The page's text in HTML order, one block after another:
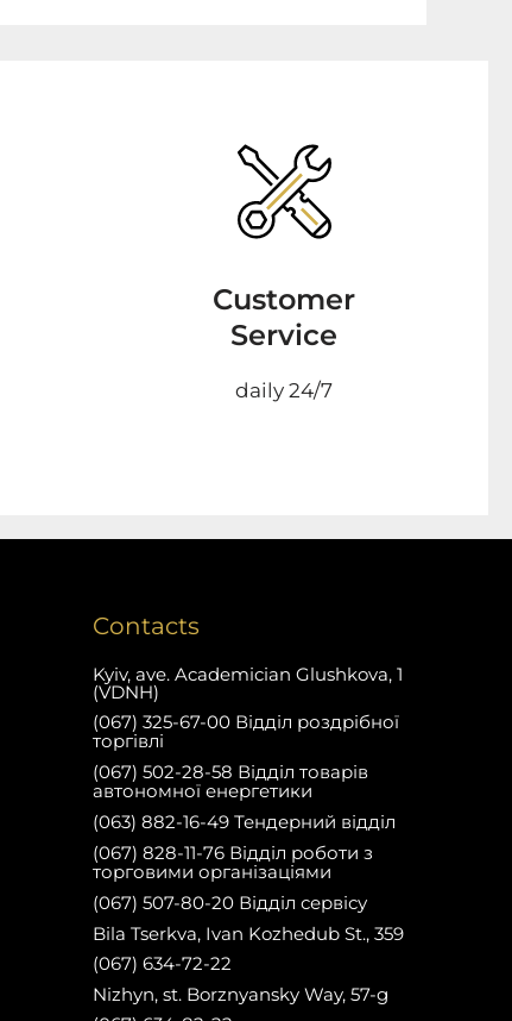
Customer
Service
daily 24/7
Contacts
Kyiv, ave. Academician Glushkova, 1
(VDNH)
(067) 325-67-00 Відділ роздрібної
торгівлі
(067) 502-28-58 Відділ товарів
автономної енергетики
(063) 882-16-49 Тендерний відділ
(067) 828-11-76 Відділ роботи з
торговими організаціями
(067) 507-80-20 Відділ сервісу
Bila Tserkva, Ivan Kozhedub St., 359
(067) 634-72-22
Nizhyn, st. Borznyansky Way, 57-g